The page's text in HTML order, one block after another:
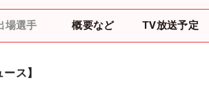
場選手 概要など TV放送予定
ス】